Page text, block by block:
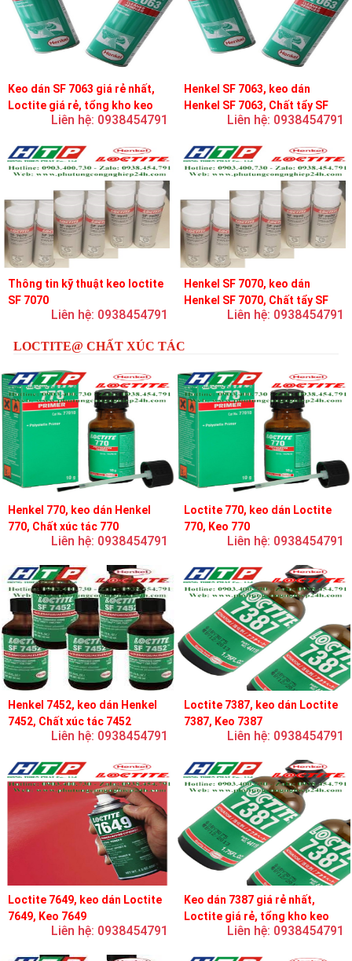
Keo dán SF 7063 giá rẻ nhất,
Loctite giá rẻ, tổng kho keo
Liên hệ: 0938454791
Henkel SF 7063, keo dán
Henkel SF 7063, Chất tẩy SF
Liên hệ: 0938454791
Thông tin kỹ thuật keo loctite
SF 7070
Liên hệ: 0938454791
Henkel SF 7070, keo dán
Henkel SF 7070, Chất tẩy SF
Liên hệ: 0938454791
LOCTITE@ CHẤT XÚC TÁC
Henkel 770, keo dán Henkel
770, Chất xúc tác 770
Liên hệ: 0938454791
Loctite 770, keo dán Loctite
770, Keo 770
Liên hệ: 0938454791
Henkel 7452, keo dán Henkel
7452, Chất xúc tác 7452
Liên hệ: 0938454791
Loctite 7387, keo dán Loctite
7387, Keo 7387
Liên hệ: 0938454791
Loctite 7649, keo dán Loctite
7649, Keo 7649
Liên hệ: 0938454791
Keo dán 7387 giá rẻ nhất,
Loctite giá rẻ, tổng kho keo
Liên hệ: 0938454791